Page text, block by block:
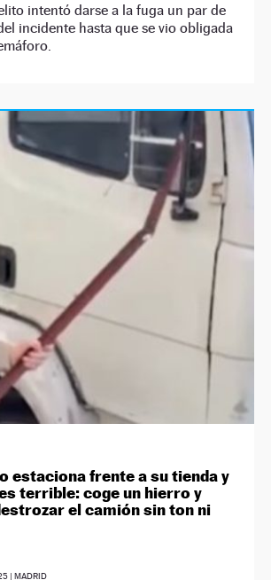
intentó darse a la fuga un par de
incidente hasta que se vio obligada
estaciona frente a su tienda y
terrible: coge un hierro y
el camión sin ton ni
| MADRID